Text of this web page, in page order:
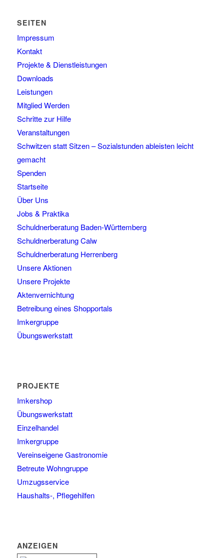
SEITEN
Impressum
Kontakt
Projekte & Dienstleistungen
Downloads
Leistungen
Mitglied Werden
Schritte zur Hilfe
Veranstaltungen
Schwitzen statt Sitzen – Sozialstunden ableisten leicht
gemacht
Spenden
Startseite
Über Uns
Jobs & Praktika
Schuldnerberatung Baden-Württemberg
Schuldnerberatung Calw
Schuldnerberatung Herrenberg
Unsere Aktionen
Unsere Projekte
Aktenvernichtung
Betreibung eines Shopportals
Imkergruppe
Übungswerkstatt
PROJEKTE
Imkershop
Übungswerkstatt
Einzelhandel
Imkergruppe
Vereinseigene Gastronomie
Betreute Wohngruppe
Umzugsservice
Haushalts-, Pflegehilfen
ANZEIGEN